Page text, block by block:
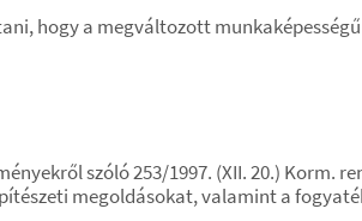
hogy a megváltozott
szóló 253/1997. (XII. 20.)
megoldásokat, valamint a